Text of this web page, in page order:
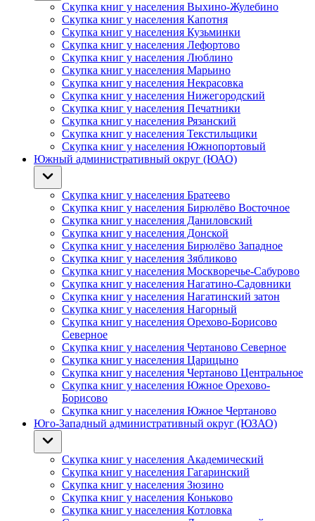
Скупка книг у населения Выхино-Жулебино
Скупка книг у населения Капотня
Скупка книг у населения Кузьминки
Скупка книг у населения Лефортово
Скупка книг у населения Люблино
Скупка книг у населения Марьино
Скупка книг у населения Некрасовка
Скупка книг у населения Нижегородский
Скупка книг у населения Печатники
Скупка книг у населения Рязанский
Скупка книг у населения Текстильщики
Скупка книг у населения Южнопортовый
Южный административный округ (ЮАО)
Скупка книг у населения Братеево
Скупка книг у населения Бирюлёво Восточное
Скупка книг у населения Даниловский
Скупка книг у населения Донской
Скупка книг у населения Бирюлёво Западное
Скупка книг у населения Зябликово
Скупка книг у населения Москворечье-Сабурово
Скупка книг у населения Нагатино-Садовники
Скупка книг у населения Нагатинский затон
Скупка книг у населения Нагорный
Скупка книг у населения Орехово-Борисово
Северное
Скупка книг у населения Чертаново Северное
Скупка книг у населения Царицыно
Скупка книг у населения Чертаново Центральное
Скупка книг у населения Южное Орехово-
Борисово
Скупка книг у населения Южное Чертаново
Юго-Западный административный округ (ЮЗАО)
Скупка книг у населения Академический
Скупка книг у населения Гагаринский
Скупка книг у населения Зюзино
Скупка книг у населения Коньково
Скупка книг у населения Котловка